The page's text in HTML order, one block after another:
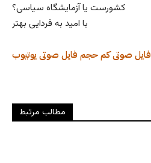
کشورست یا آزمایشگاه سیاسی؟
با امید به فردایی بهتر
یوتیوب فایل صوتی فایل صوتی کم حجم
مطالب مرتبط